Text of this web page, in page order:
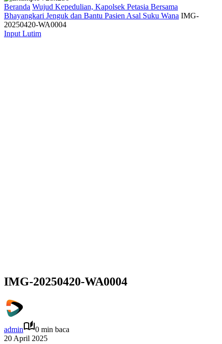
Beranda Wujud Kepedulian, Kapolsek Petasia Bersama
Bhayangkari Jenguk dan Bantu Pasien Asal Suku Wana IMG-
20250420-WA0004
Input Lutim
IMG-20250420-WA0004
admin
0 min baca
20 April 2025